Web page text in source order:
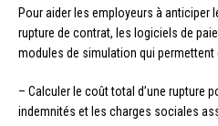
Pour aider les employeurs à anticiper
rupture de contrat, les logiciels de
modules de simulation qui permettent
– Calculer le coût total d’une rupture
indemnités et les charges sociales